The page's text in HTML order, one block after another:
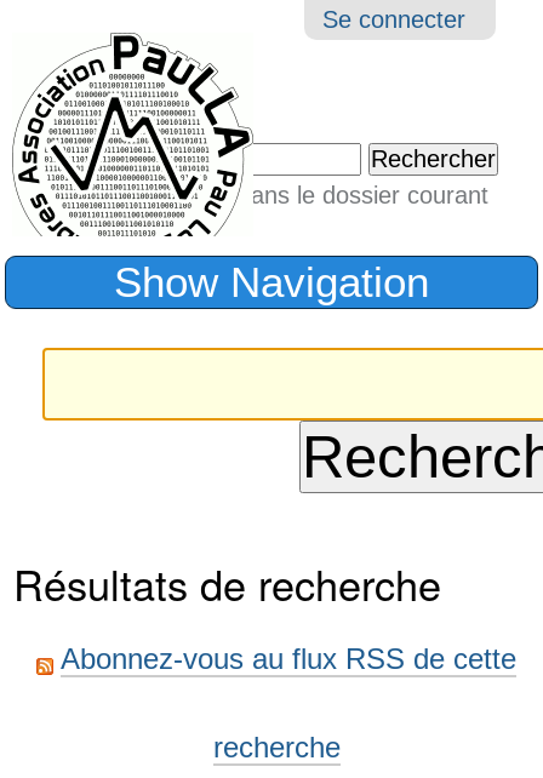
Outils
Se connecter
Chercher par
Seulement dans le dossier courant
Recherche
Show Navigation
Résultats de recherche
Abonnez-vous au flux RSS de cette
recherche